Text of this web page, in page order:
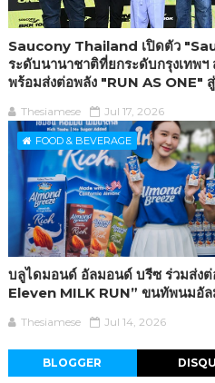
Saucony Thailand เปิดตัว
ระดับนานาชาติที่ยกระดับกรุงเทพฯ
พร้อมส่งต่อพลัง "RUN AS ONE"
Thesiamese Jul 17, 2026
FOOD & BEVERAGE
บลูไดมอนด์ อัลมอนด์ บรีซ ร่วมส่งต่
Eleven MILK RUN” ขนทัพนมอั
Thesiamese Jul 14, 2026
BLOGGER